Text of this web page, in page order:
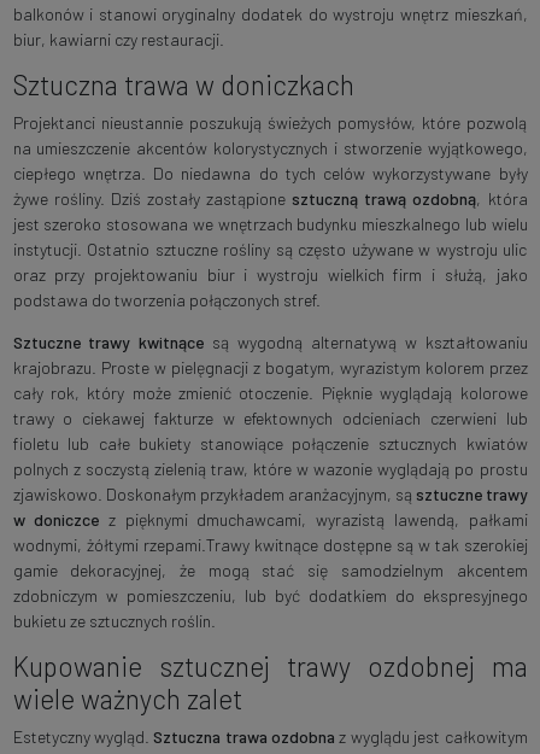
balkonów i stanowi oryginalny dodatek do wystroju wnętrz mieszkań,
biur, kawiarni czy restauracji.
Sztuczna trawa w doniczkach
Projektanci nieustannie poszukują świeżych pomysłów, które pozwolą
na umieszczenie akcentów kolorystycznych i stworzenie wyjątkowego,
ciepłego wnętrza. Do niedawna do tych celów wykorzystywane były
żywe rośliny. Dziś zostały zastąpione sztuczną trawą ozdobną, która
jest szeroko stosowana we wnętrzach budynku mieszkalnego lub wielu
instytucji. Ostatnio sztuczne rośliny są często używane w wystroju ulic
oraz przy projektowaniu biur i wystroju wielkich firm i służą, jako
podstawa do tworzenia połączonych stref.
Sztuczne trawy kwitnące są wygodną alternatywą w kształtowaniu
krajobrazu. Proste w pielęgnacji z bogatym, wyrazistym kolorem przez
cały rok, który może zmienić otoczenie. Pięknie wyglądają kolorowe
trawy o ciekawej fakturze w efektownych odcieniach czerwieni lub
fioletu lub całe bukiety stanowiące połączenie sztucznych kwiatów
polnych z soczystą zielenią traw, które w wazonie wyglądają po prostu
zjawiskowo. Doskonałym przykładem aranżacyjnym, są sztuczne trawy
w doniczce z pięknymi dmuchawcami, wyrazistą lawendą, pałkami
wodnymi, żółtymi rzepami.Trawy kwitnące dostępne są w tak szerokiej
gamie dekoracyjnej, że mogą stać się samodzielnym akcentem
zdobniczym w pomieszczeniu, lub być dodatkiem do ekspresyjnego
bukietu ze sztucznych roślin.
Kupowanie sztucznej trawy ozdobnej ma
wiele ważnych zalet
Estetyczny wygląd.Sztuczna trawa ozdobna z wyglądu jest całkowitym